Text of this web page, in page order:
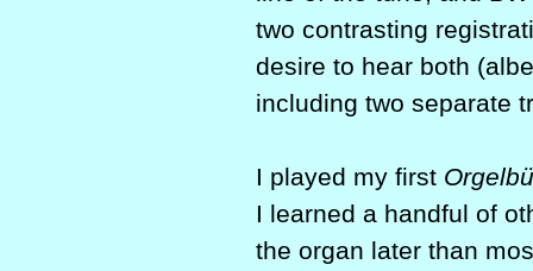
two contrasting
desire to hear both
including two separate
I played my first
I learned a handful of
the organ later than